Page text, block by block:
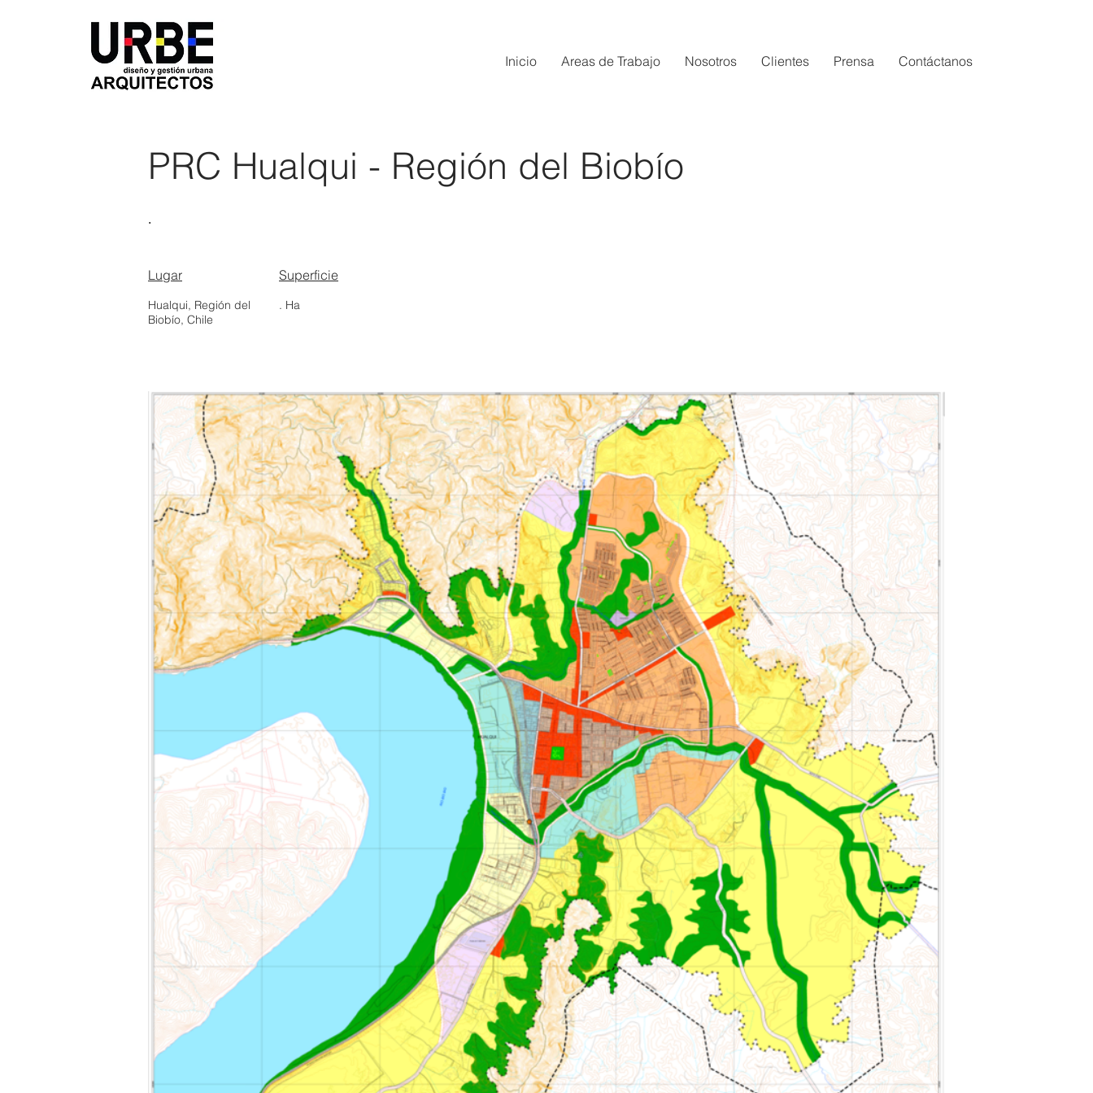
Inicio Areas de Trabajo Nosotros Clientes Prensa Contáctanos
PRC Hualqui - Región del Biobío
.
Lugar Superficie
Hualqui, Región del
Biobío, Chile
. Ha